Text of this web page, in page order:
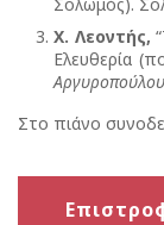
Χ. Λεοντής,
Ελευθερία
Στο πιάνο